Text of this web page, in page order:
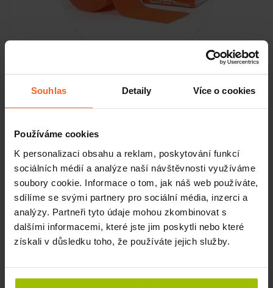
Souhlas Detaily Více o cookies
Používáme cookies
K personalizaci obsahu a reklam, poskytování funkcí
sociálních médií a analýze naší návštěvnosti využíváme
soubory cookie. Informace o tom, jak náš web používáte,
sdílíme se svými partnery pro sociální média, inzerci a
analýzy. Partneři tyto údaje mohou zkombinovat s
dalšími informacemi, které jste jim poskytli nebo které
získali v důsledku toho, že používáte jejich služby.
Nasara Kinesiology Tape, 5 cm x 5 m, oranžový
236 Kč
151 Kč KOUPIT